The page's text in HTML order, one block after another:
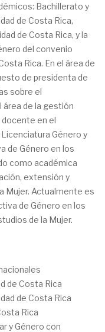
Bachillerato y
de Costa Rica,
de Costa Rica, y la
del convenio
Rica. En el área de
de presidenta de
sobre el
área de la gestión
en el
Género y
de Género en los
como académica
extensión y
Mujer. Actualmente es
de Género en los
de la Mujer.
de Costa Rica
de Costa Rica
Rica
y Género con